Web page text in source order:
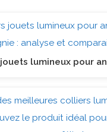
lumineux pour